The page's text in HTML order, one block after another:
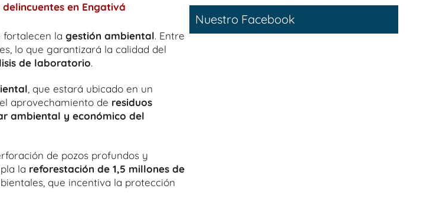
en Engativá
fortalecen la gestión ambiental. Entre
lo que garantizará la calidad del
de laboratorio.
, que estará ubicado en un
aprovechamiento de residuos
ambiental y económico del
de pozos profundos y
la reforestación de 1,5 millones de
que incentiva la protección
Nuestro Facebook